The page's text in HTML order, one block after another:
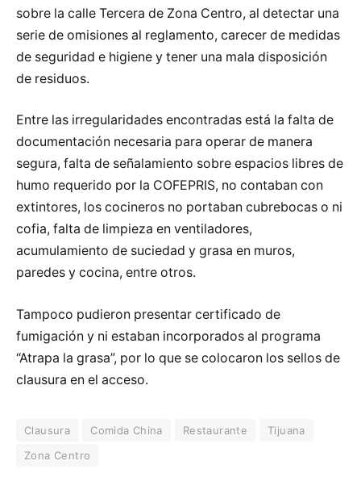
sobre la calle Tercera de Zona Centro, al detectar una
serie de omisiones al reglamento, carecer de medidas
de seguridad e higiene y tener una mala disposición
de residuos.
Entre las irregularidades encontradas está la falta de
documentación necesaria para operar de manera
segura, falta de señalamiento sobre espacios libres de
humo requerido por la COFEPRIS, no contaban con
extintores, los cocineros no portaban cubrebocas o ni
cofia, falta de limpieza en ventiladores,
acumulamiento de suciedad y grasa en muros,
paredes y cocina, entre otros.
Tampoco pudieron presentar certificado de
fumigación y ni estaban incorporados al programa
“Atrapa la grasa”, por lo que se colocaron los sellos de
clausura en el acceso.
Clausura Comida China Restaurante
Tijuana
Zona Centro